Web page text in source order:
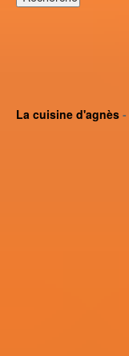
La cuisine d'agnès -